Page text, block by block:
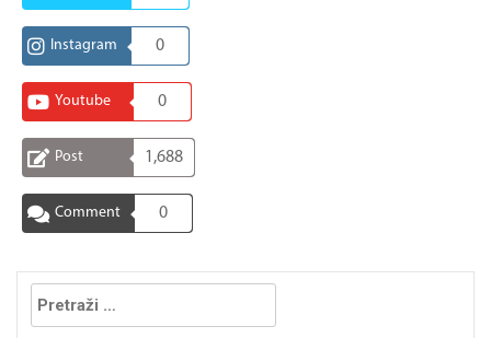
Instagram 0
Youtube 0
Post 1,688
Comment 0
Pretraga: